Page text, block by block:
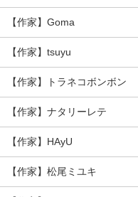
【作家】Goma
【作家】tsuyu
【作家】トラネコボンボン
【作家】ナタリーレテ
【作家】HAyU
【作家】松尾ミユキ